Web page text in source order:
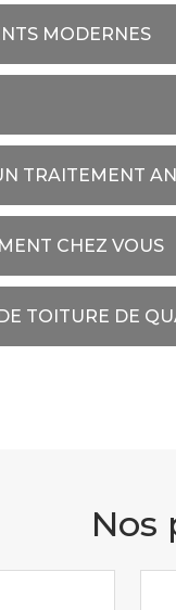
MODERNES
TRAITEMENT
CHEZ VOUS
TOITURE DE
Nos